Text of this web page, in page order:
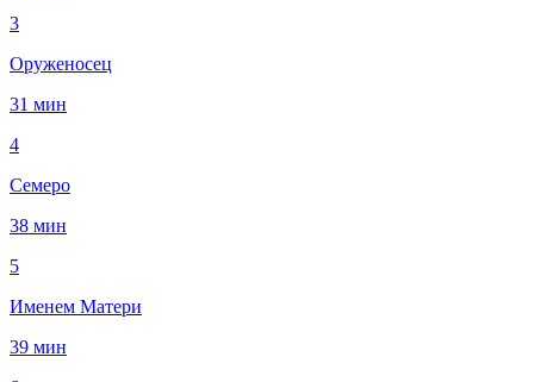
3
Оруженосец
31 мин
4
Семеро
38 мин
5
Именем Матери
39 мин